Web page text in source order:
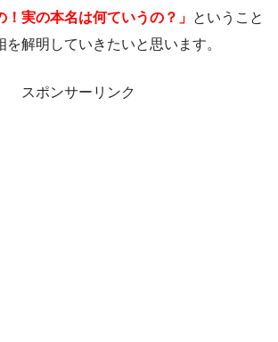
！実の本名は何ていうの？」 ということ
を解明していきたいと思います。
スポンサーリンク